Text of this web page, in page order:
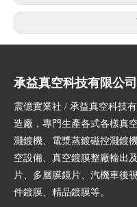
承益真空科技有限公司
震億實業社 / 承益真空科技
造廠，專門生產各式各樣真
濺鍍機、電漿蒸鍍磁控濺鍍
空設備、真空鍍膜整廠輸出
片、多層膜鏡片、汽機車後
件鍍膜、精品鍍膜等。